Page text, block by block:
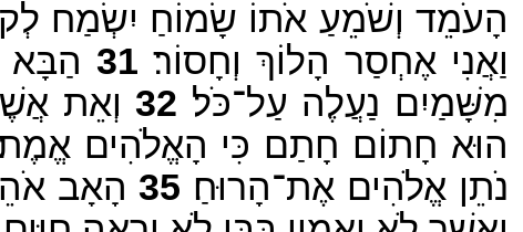
הָעֹמֵד וְשֹׁמֵעַ אֹתוֹ שָׂמוֹחַ יִשְׂמַח
וַאֲנִי אֶחְסַר הָלוֹךְ וְחָסוֹר׃ 31הַבָּא
מִשָּׁמַיִם נַעֲלֶה עַל־כֹּל׃ 32וְאֵת
הוּא חָתוֹם חָתַם כִּי הָאֱלֹהִים
נֹתֵן אֱלֹהִים אֶת־הָרוּחַ׃ 35הָאָב אֹהֵב